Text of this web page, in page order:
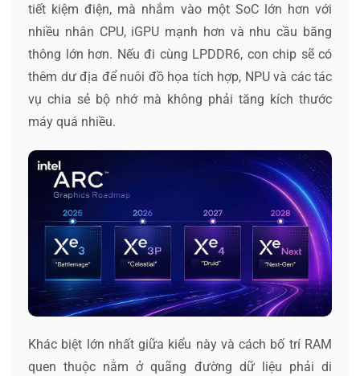
tiết kiệm điện, mà nhắm vào một SoC lớn hơn với
nhiều nhân CPU, iGPU mạnh hơn và nhu cầu băng
thông lớn hơn. Nếu đi cùng LPDDR6, con chip sẽ có
thêm dư địa để nuôi đồ họa tích hợp, NPU và các tác
vụ chia sẻ bộ nhớ mà không phải tăng kích thước
máy quá nhiều.
Khác biệt lớn nhất giữa kiểu này và cách bố trí RAM
quen thuộc nằm ở quãng đường dữ liệu phải di